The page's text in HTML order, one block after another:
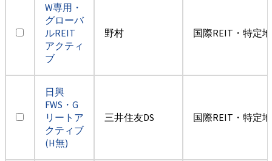
W専用・
グローバ
ルREIT
アクティ
ブ
野村 国際REIT・特定
日興
FWS・G
リートア
クティブ
(H無)
三井住友DS 国際REIT・特定